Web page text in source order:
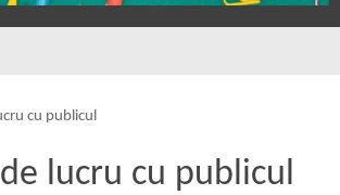
cu publicul
lucru cu publicul